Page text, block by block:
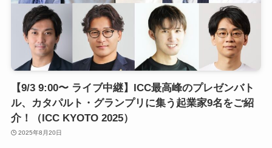
【9/3 9:00〜 ライブ中継】ICC最高峰のプレゼンバト
ル、カタパルト・グランプリに集う起業家9名をご紹
介！（ICC KYOTO 2025）
2025年8月20日